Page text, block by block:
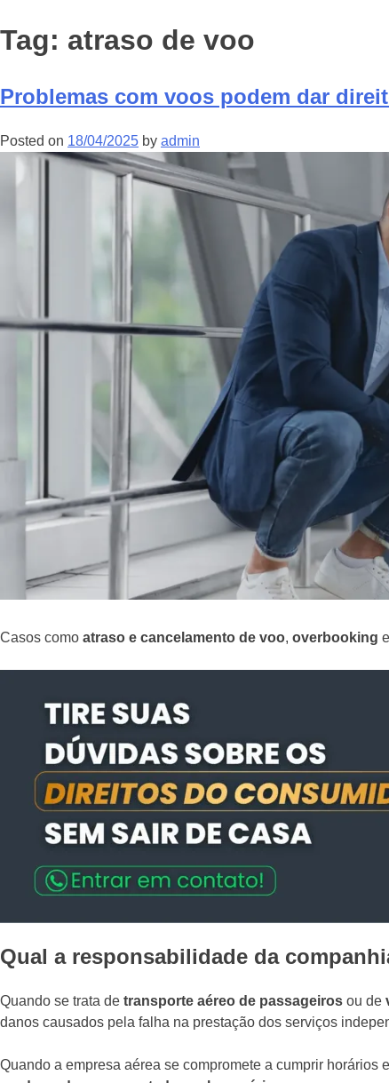
Tag: atraso de voo
Problemas com voos podem dar
Posted on 18/04/2025 by admin
Casos como atraso e cancelamento de voo, overbooking e
Qual a responsabilidade da
Quando se trata de transporte aéreo de passageiros ou de
danos causados pela falha na prestação dos serviços
Quando a empresa aérea se compromete a cumprir